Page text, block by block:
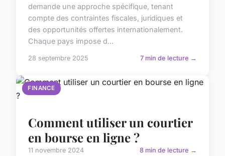
demande une approche spécifique, tenant
compte des contraintes fiscales, juridiques et
des opportunités offertes internationalement.
Chaque pays impose d...
28 septembre 2025 7 min de lecture →
FINANCE
Comment utiliser un courtier
en bourse en ligne ?
11 novembre 2024 8 min de lecture →